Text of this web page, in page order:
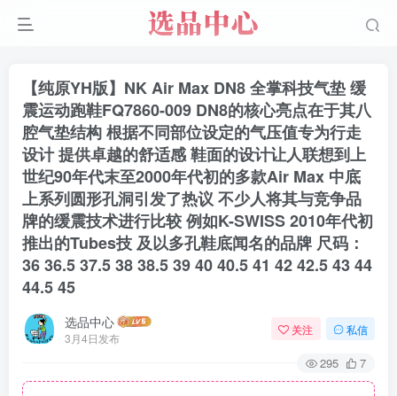
【纯原YH版】NK Air Max DN8 全掌科技气垫 缓
震运动跑鞋FQ7860-009 DN8的核心亮点在于其八
腔气垫结构 根据不同部位设定的气压值专为行走
设计 提供卓越的舒适感 鞋面的设计让人联想到上
世纪90年代末至2000年代初的多款Air Max 中底
上系列圆形孔洞引发了热议 不少人将其与竞争品
牌的缓震技术进行比较 例如K-SWISS 2010年代初
推出的Tubes技 及以多孔鞋底闻名的品牌 尺码：
36 36.5 37.5 38 38.5 39 40 40.5 41 42 42.5 43 44
44.5 45
选品中心
3月4日发布
关注 私信
295 7